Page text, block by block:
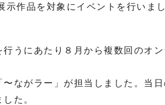
示作品を対象に イベントを行いま
うにあたり８月から複数回のオ
ながラー」が担当しました。当
た。